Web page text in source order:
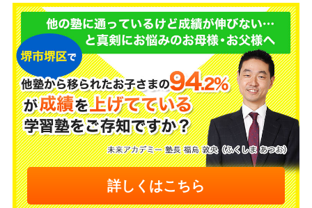
詳しくはこちら